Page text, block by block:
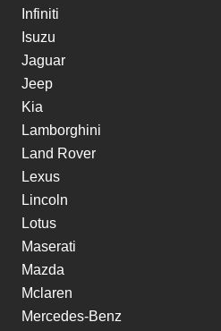
Infiniti
Isuzu
Jaguar
Jeep
Kia
Lamborghini
Land Rover
Lexus
Lincoln
Lotus
Maserati
Mazda
Mclaren
Mercedes-Benz